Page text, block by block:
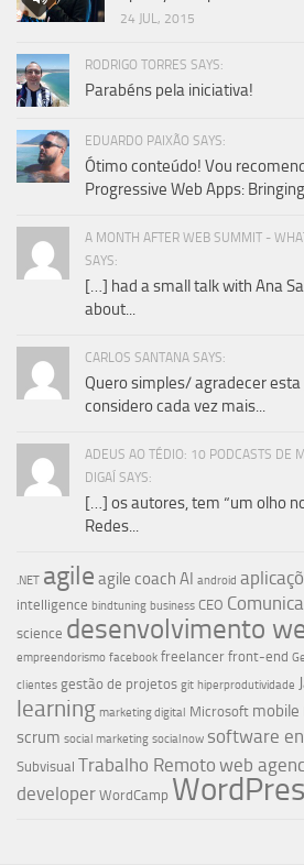
24 JUL, 2015
RODRIGO TORRES SAYS:
Parabéns pela iniciativa!
EDUARDO PAIXÃO SAYS:
Ótimo conteúdo! Vou
Progressive Web Apps:
A MONTH AFTER WEB SUMMIT -
SAYS:
[…] had a small talk with Ana
about...
CARLOS SANTANA SAYS:
Quero simples/ agradecer
considero cada vez mais...
ADEUS AO TÉDIO: 10 PODCASTS DE
DIGAÍ SAYS:
[…] os autores, tem “um olho
Redes...
.NET agile agile coach AI android
intelligence bindtuning business CEO
science desenvolvimento
empreendorismo facebook freelancer front-end
clientes gestão de projetos git hiperprodutividade
learning marketing digital Microsoft mobile
scrum social marketing socialnow software
Subvisual Trabalho Remoto web
developer WordCamp